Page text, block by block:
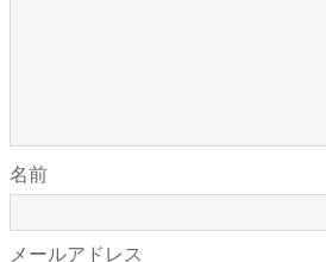
名前
メールアドレス